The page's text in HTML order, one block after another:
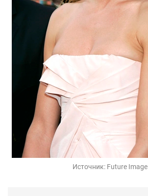
Источник: Future Image